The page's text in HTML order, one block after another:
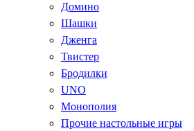
Домино
Шашки
Дженга
Твистер
Бродилки
UNO
Монополия
Прочие настольные игры